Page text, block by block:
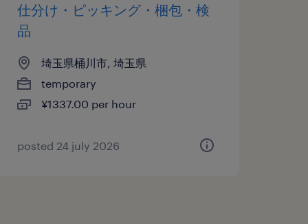
仕分け・ピッキング・梱包・検
品
埼玉県桶川市, 埼玉県
temporary
¥1337.00 per hour
posted 24 july 2026